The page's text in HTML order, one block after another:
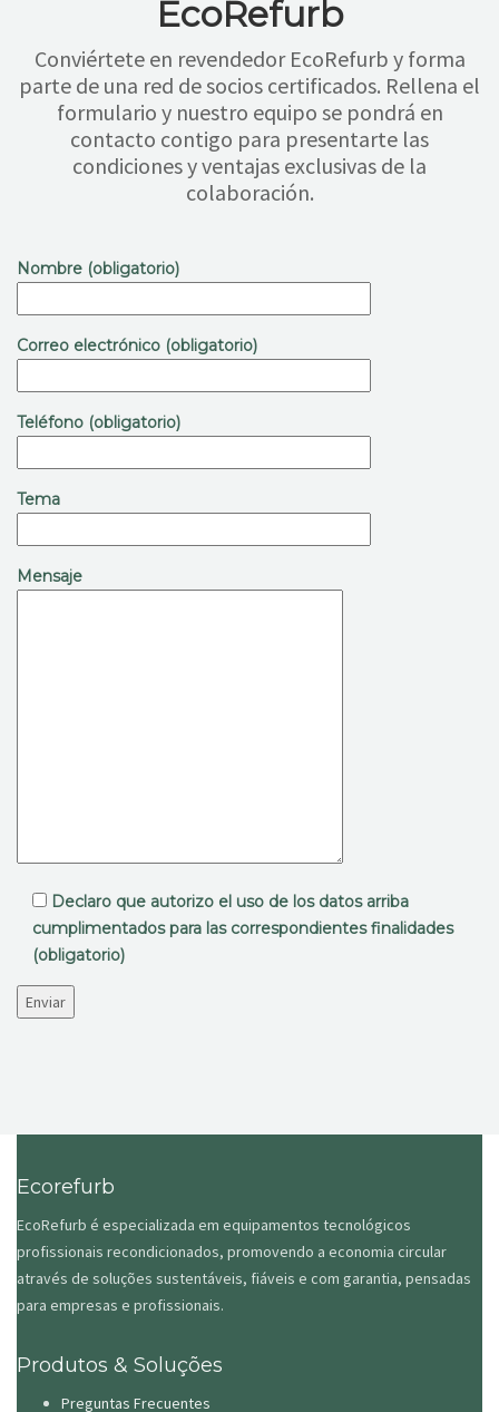
EcoRefurb
Conviértete en revendedor EcoRefurb y forma
parte de una red de socios certificados. Rellena el
formulario y nuestro equipo se pondrá en
contacto contigo para presentarte las
condiciones y ventajas exclusivas de la
colaboración.
Nombre (obligatorio)
Correo electrónico (obligatorio)
Teléfono (obligatorio)
Tema
Mensaje
Declaro que autorizo el uso de los datos arriba
cumplimentados para las correspondientes finalidades
(obligatorio)
Ecorefurb
EcoRefurb é especializada em equipamentos tecnológicos
profissionais recondicionados, promovendo a economia circular
através de soluções sustentáveis, fiáveis e com garantia, pensadas
para empresas e profissionais.
Produtos & Soluções
Preguntas Frecuentes